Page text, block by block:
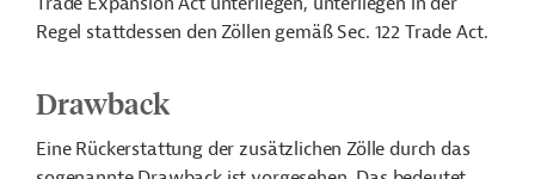
Regel stattdessen den Zöllen gemäß Sec. 122 Trade Act.
Drawback
Eine Rückerstattung der zusätzlichen Zölle durch das